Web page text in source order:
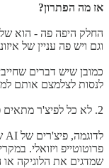
אז מה הפתרון?
החלק היפה פה - הוא
וגם ויש פה עניין של
כמובן שיש דברים
לנסות לצלמצם אותם
2. לא כל לפיצ'ר מתאים פרוטוטייפ מסוג Vibe Coding -
שמדגים את הלוגיקה